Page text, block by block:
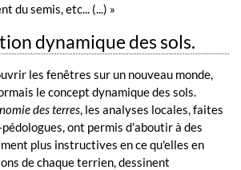
du semis, etc... (...) »
dynamique des sols.
les fenêtres sur un nouveau monde,
le concept dynamique des sols.
des terres, les analyses locales, faites
ont permis d'aboutir à des
plus instructives en ce qu'elles en
de chaque terrien, dessinent